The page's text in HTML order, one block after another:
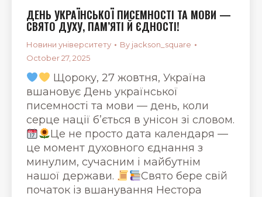
ДЕНЬ УКРАЇНСЬКОЇ ПИСЕМНОСТІ ТА МОВИ —
СВЯТО ДУХУ, ПАМ’ЯТІ Й ЄДНОСТІ!
Новини університету By jackson_square
October 27, 2025
Щороку, 27 жовтня, Україна
вшановує День української
писемності та мови — день, коли
серце нації б’ється в унісон зі словом.
Це не просто дата календаря —
це момент духовного єднання з
минулим, сучасним і майбутнім
нашої держави.
Свято бере свій
початок із вшанування Нестора